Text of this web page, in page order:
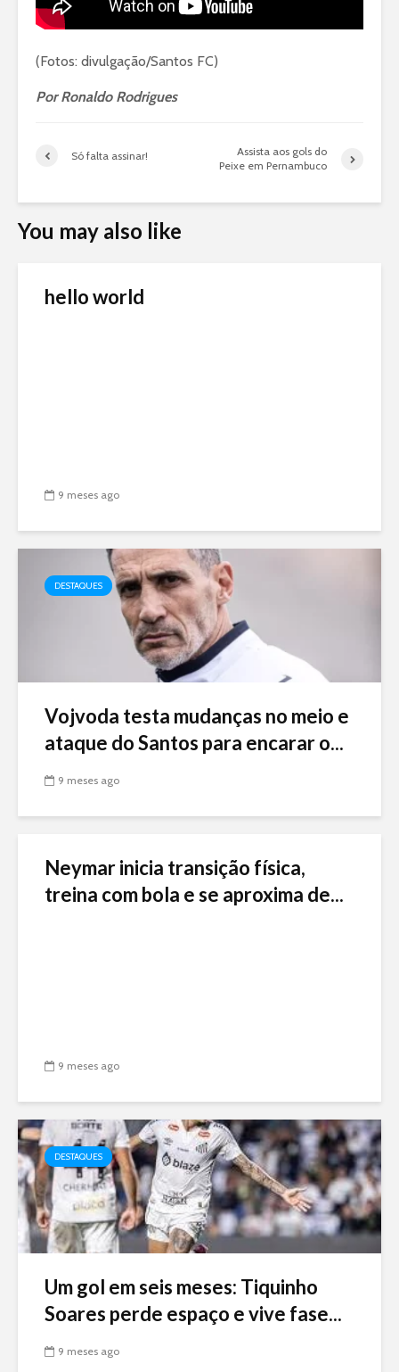
(Fotos: divulgação/Santos FC)
Por Ronaldo Rodrigues
Só falta assinar!
Assista aos gols do
Peixe em Pernambuco
You may also like
hello world
9 meses ago
DESTAQUES
Vojvoda testa mudanças no meio e
ataque do Santos para encarar o...
9 meses ago
Neymar inicia transição física,
treina com bola e se aproxima de...
9 meses ago
DESTAQUES
Um gol em seis meses: Tiquinho
Soares perde espaço e vive fase...
9 meses ago